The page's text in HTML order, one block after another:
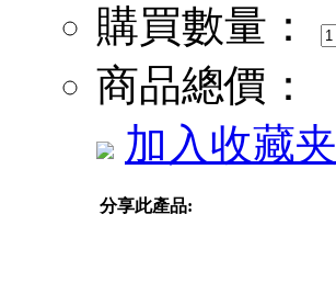
購買數量：
商品總價：
加入收藏夹
分享此產品: